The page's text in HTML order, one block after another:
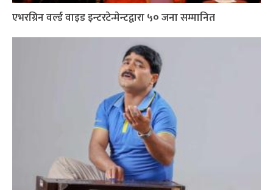
एभरग्रिन वर्ल्ड वाइड इन्टरटेन्मेन्टद्वारा ५० जना सम्मानित